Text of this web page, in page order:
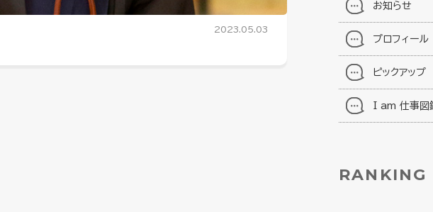
2023.05.03
お知らせ
プロフィール
ピックアップ
I am 仕事図
RANKING